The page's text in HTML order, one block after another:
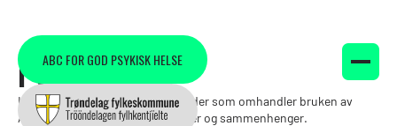
ABC FOR GOD PSYKISK HELSE
PODCASTER
Her kan du lytte til podkastepisoder som omhandler bruken av
ABC-rammeverket i ulike sektorer og sammenhenger.